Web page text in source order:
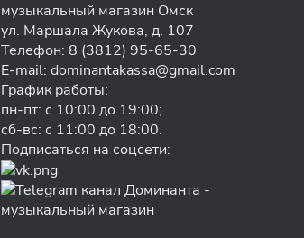
музыкальный магазин Омск
ул. Маршала Жукова, д. 107
Телефон: 8 (3812) 95-65-30
E-mail: dominantakassa@gmail.com
График работы:
пн-пт: с 10:00 до 19:00;
сб-вс: с 11:00 до 18:00.
Подписаться на соцсети: